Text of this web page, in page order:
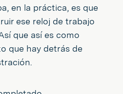
en la práctica, es que
ese reloj de trabajo
que así es como
que hay detrás de